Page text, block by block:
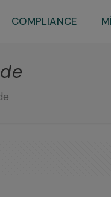
COMPLIANCE